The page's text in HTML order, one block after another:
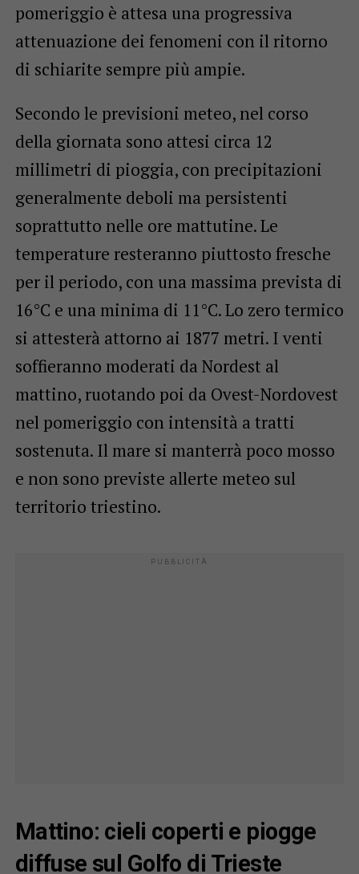
pomeriggio è attesa una progressiva
attenuazione dei fenomeni con il ritorno
di schiarite sempre più ampie.
Secondo le previsioni meteo, nel corso
della giornata sono attesi circa 12
millimetri di pioggia, con precipitazioni
generalmente deboli ma persistenti
soprattutto nelle ore mattutine. Le
temperature resteranno piuttosto fresche
per il periodo, con una massima prevista di
16°C e una minima di 11°C. Lo zero termico
si attesterà attorno ai 1877 metri. I venti
soffieranno moderati da Nordest al
mattino, ruotando poi da Ovest-Nordovest
nel pomeriggio con intensità a tratti
sostenuta. Il mare si manterrà poco mosso
e non sono previste allerte meteo sul
territorio triestino.
Mattino: cieli coperti e piogge
diffuse sul Golfo di Trieste